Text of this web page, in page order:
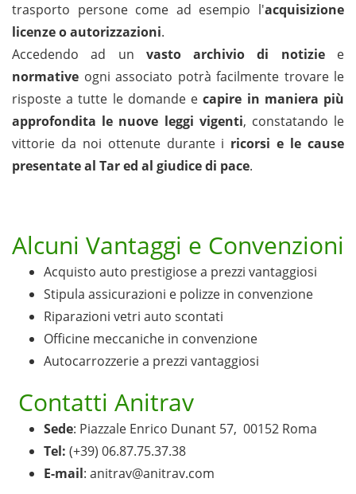
trasporto persone come ad esempio l'acquisizione
licenze o autorizzazioni.
Accedendo ad un vasto archivio di notiziee
normative ogni associato potrà facilmente trovare le
risposte a tutte le domande e capire in maniera più
approfondita le nuove leggi vigenti, constatando le
vittorie da noi ottenute durante i ricorsi e le cause
presentate al Tar ed al giudice di pace.
Alcuni Vantaggi e Convenzioni
Acquisto auto prestigiose a prezzi vantaggiosi
Stipula assicurazioni e polizze in convenzione
Riparazioni vetri auto scontati
Officine meccaniche in convenzione
Autocarrozzerie a prezzi vantaggiosi
Contatti Anitrav
Sede: Piazzale Enrico Dunant 57, 00152 Roma
Tel: (+39) 06.87.75.37.38
E-mail: anitrav@anitrav.com